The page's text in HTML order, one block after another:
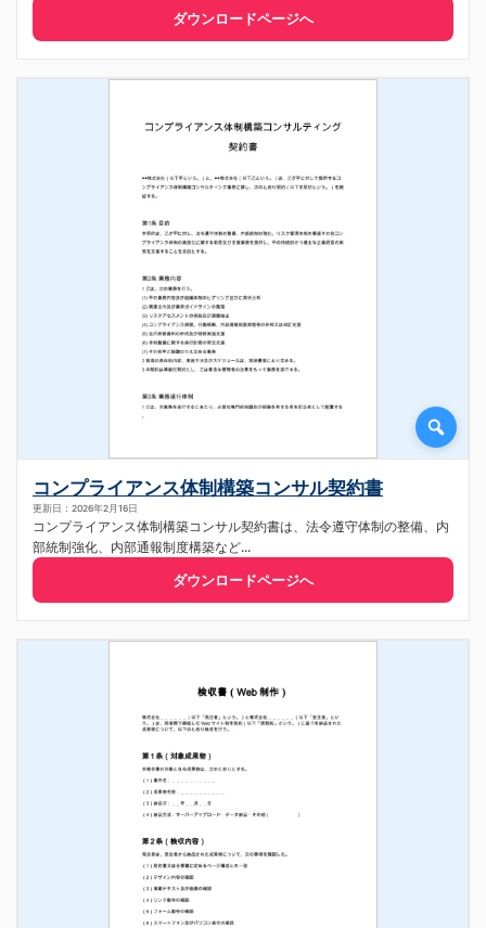
ダウンロードページへ
コンプライアンス体制構築コンサル契約書
更新日：2026年2月16日
コンプライアンス体制構築コンサル契約書は、法令遵守体制の整備、内
部統制強化、内部通報制度構築など...
ダウンロードページへ